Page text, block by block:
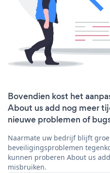
Bovendien kost het
About us add nog meer
nieuwe problemen of
Naarmate uw bedrijf blijft
beveiligingsproblemen
kunnen proberen About us
misbruiken.